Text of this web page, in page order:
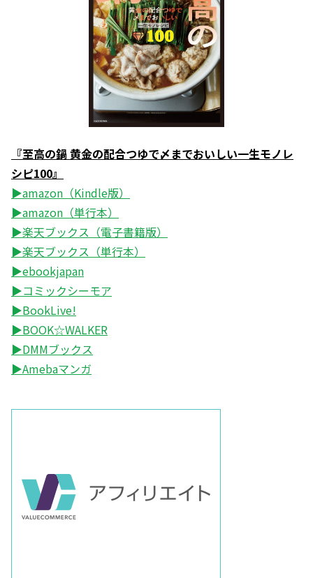
『至高の鍋 黄金の配合つゆで〆までおいしい一生モノレ
シピ100』
▶amazon（Kindle版）
▶amazon（単行本）
▶楽天ブックス（電子書籍版）
▶楽天ブックス（単行本）
▶ebookjapan
▶コミックシーモア
▶BookLive!
▶BOOK☆WALKER
▶DMMブックス
▶Amebaマンガ